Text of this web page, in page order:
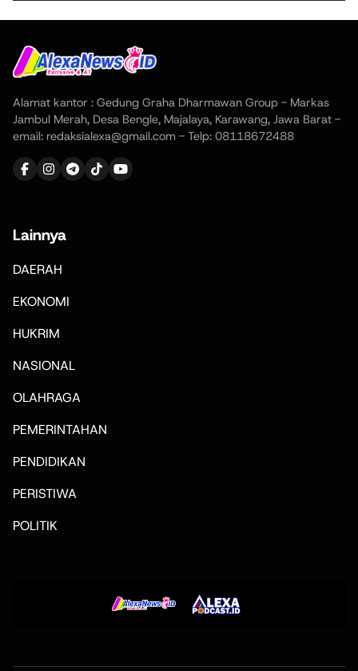
Alamat kantor : Gedung Graha Dharmawan Group - Markas
Jambul Merah, Desa Bengle, Majalaya, Karawang, Jawa Barat -
email: redaksialexa@gmail.com - Telp: 08118672488
Lainnya
DAERAH
EKONOMI
HUKRIM
NASIONAL
OLAHRAGA
PEMERINTAHAN
PENDIDIKAN
PERISTIWA
POLITIK